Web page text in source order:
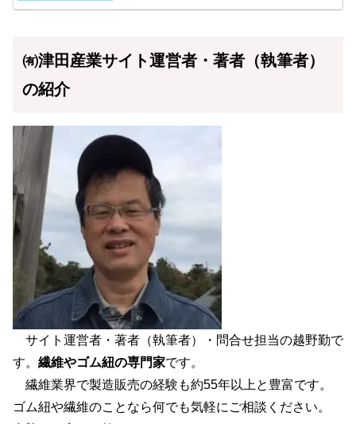
㈲津田産業サイト運営者・著者（執筆者）
の紹介
サイト運営者・著者（執筆者）・問合せ担当の越野勤で
す。 繊維やゴム紐の専門家です。
繊維業界で製造販売の経験も約55年以上と豊富です。
ゴム紐や繊維のことなら何でも気軽にご相談ください。